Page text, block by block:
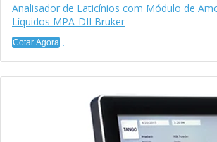
Analisador de Laticínios com Módulo de
Líquidos MPA-DII Bruker
Cotar Agora